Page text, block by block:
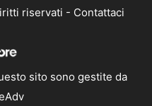
riservati - Contattaci
sito sono gestite da